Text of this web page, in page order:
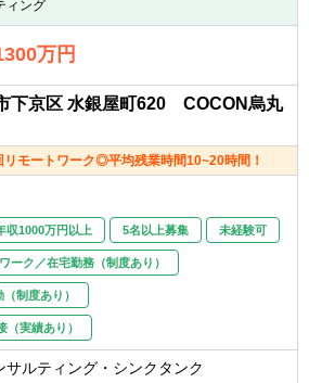
支援業務
業務（経理/財務のほか、PMO/ガバナン
営管理等）
再構築支援業務（事業ポートフォリオ
等）
M&A未経験者の場合は、財務DDから経
、その後バリュエーション、FA、PMIや
ネスDDなども経験してM&Aにかかる必
務を一気通貫に経験する機会を得られま
ィング
万円
下京区 水銀屋町620 COCON烏丸
モートワーク◎平均残業時間10~20時間！
収1000万円以上 5名以上募集 未経験可
ーク／在宅勤務（制度あり）
制度あり）
（実績あり）
サルティング・シンクタンク